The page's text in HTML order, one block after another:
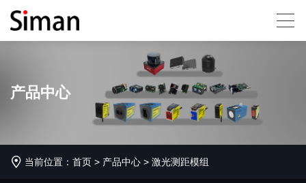
产品中心
当前位置： 首页 > 产品中心 > 激光测距模组